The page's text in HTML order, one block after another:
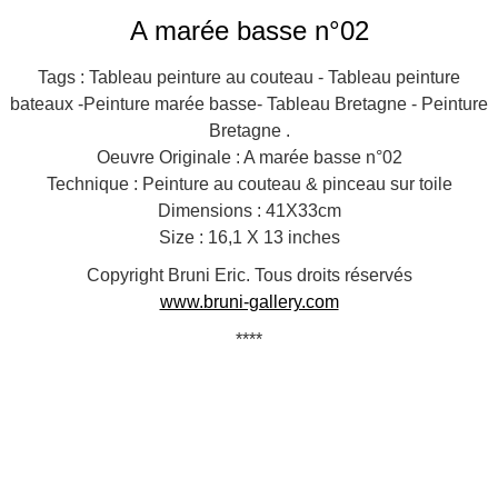
A marée basse n°02
Tags : Tableau peinture au couteau - Tableau peinture
bateaux -Peinture marée basse- Tableau Bretagne - Peinture
Bretagne .
Oeuvre Originale : A marée basse n°02
Technique : Peinture au couteau & pinceau sur toile
Dimensions : 41X33cm
Size : 16,1 X 13 inches
Copyright Bruni Eric. Tous droits réservés
www.bruni-gallery.com
****